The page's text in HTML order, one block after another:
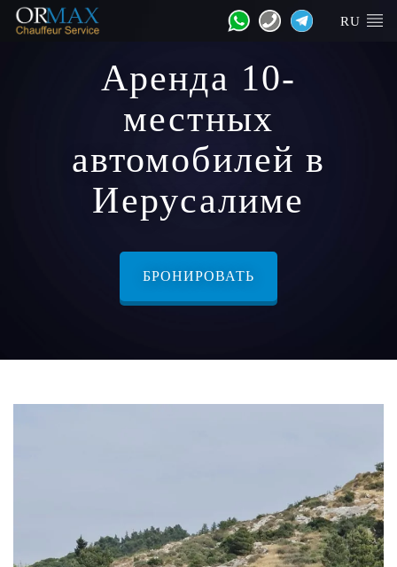
RU
Аренда 10-
местных
автомобилей в
Иерусалиме
БРОНИРОВАТЬ